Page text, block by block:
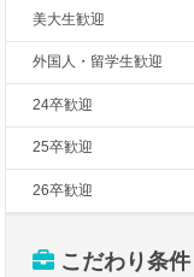
美大生歓迎
外国人・留学生歓迎
24卒歓迎
25卒歓迎
26卒歓迎
こだわり条件